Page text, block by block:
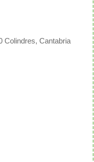
Colindres, Cantabria